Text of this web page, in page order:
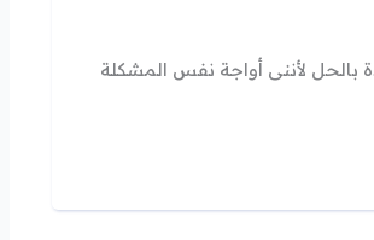
بالحل لأننى أواجة نفس المشكلة